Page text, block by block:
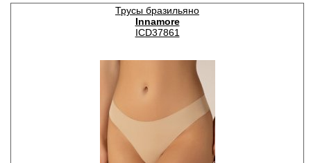
добавлением нейлона и
эластана, повышающий
прочность и качество
одежды, создавая
посадку, мягкую и
талии, удерживающие трусы
во время носки. Гигиеничная
хлопковая ластовица
позволяет избежать трения
и раздражения кожи.
Удобная и комфортная
модель для повседневного
белья.
Хлопок 44%
Трусы бразильяно
Innamore
ICD37861